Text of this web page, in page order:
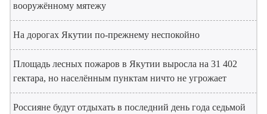
вооружённому мятежу
На дорогах Якутии по-прежнему неспокойно
Площадь лесных пожаров в Якутии выросла на 31 402
гектара, но населённым пунктам ничто не угрожает
Россияне будут отдыхать в последний день года седьмой